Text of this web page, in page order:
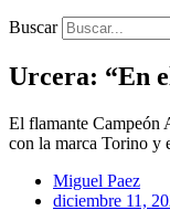
Buscar
Urcera: “En
El flamante Campeón
con la marca Torino y
Miguel Paez
diciembre 11,